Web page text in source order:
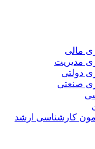
مالی
مدیریت
دولتی
صنعتی
کارشناسی ارشد